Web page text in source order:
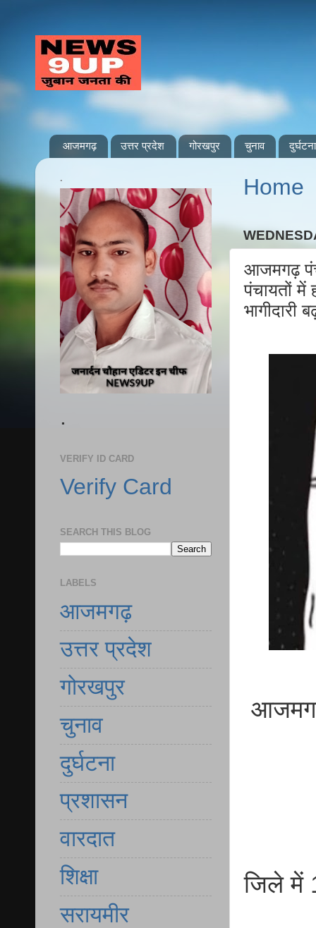
आजमगढ़ उत्तर प्रदेश गोरखपुर चुनाव दुर्घटना
Home
आजमगढ़
पंचायतों में
भागीदारी
जिले में
.
.
VERIFY ID CARD
Verify Card
SEARCH THIS BLOG
LABELS
आजमगढ़
उत्तर प्रदेश
गोरखपुर
चुनाव
दुर्घटना
प्रशासन
वारदात
शिक्षा
सरायमीर